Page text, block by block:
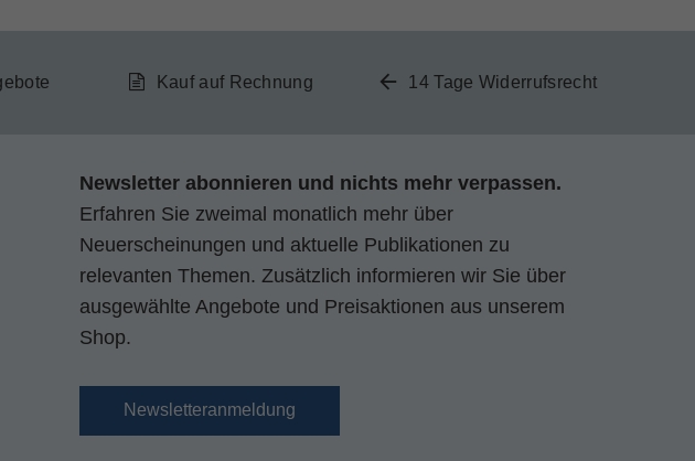
Kauf auf Rechnung 14 Tage Widerrufsrecht
Newsletter abonnieren und nichts mehr verpassen.
Erfahren Sie zweimal monatlich mehr über
Neuerscheinungen und aktuelle Publikationen zu
relevanten Themen. Zusätzlich informieren wir Sie über
ausgewählte Angebote und Preisaktionen aus unserem
Shop.
Newsletteranmeldung